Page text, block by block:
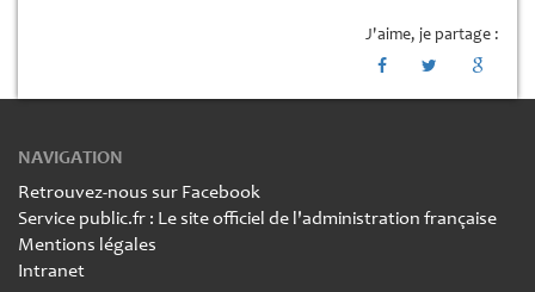
J'aime, je partage :
NAVIGATION
Retrouvez-nous sur Facebook
Service public.fr : Le site officiel de l'administration française
Mentions légales
Intranet